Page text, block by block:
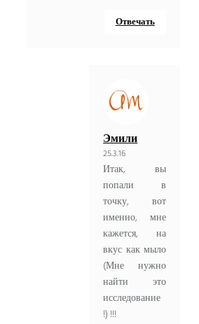
Отвечать
Эмили
25.3.16
Итак, вы
попали в
точку, вот
именно, мне
кажется, на
вкус как мыло
(Мне нужно
найти это
исследование
!) !!!